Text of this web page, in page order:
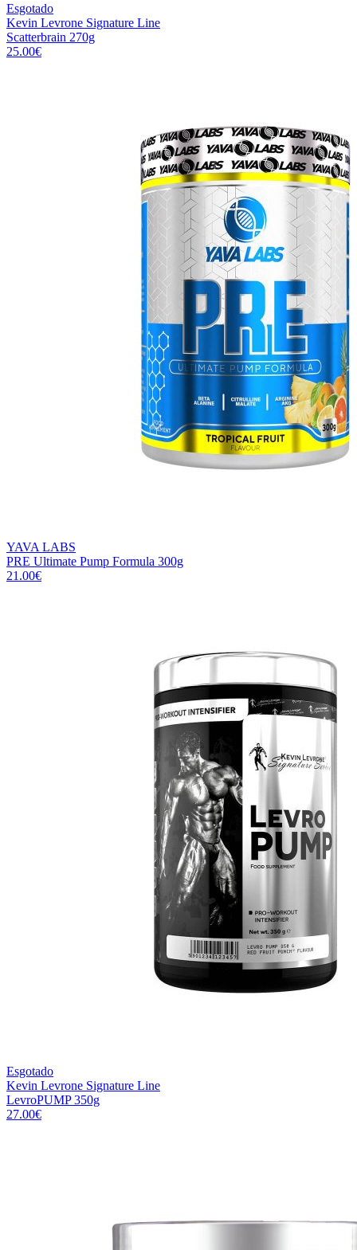
Esgotado
Kevin Levrone Signature Line
Scatterbrain 270g
25.00€
YAVA LABS
PRE Ultimate Pump Formula 300g
21.00€
Esgotado
Kevin Levrone Signature Line
LevroPUMP 350g
27.00€